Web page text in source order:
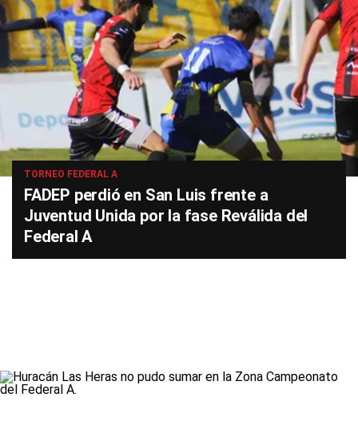
TORNEO FEDERAL A
FADEP perdió en San Luis frente a
Juventud Unida por la fase Reválida del
Federal A